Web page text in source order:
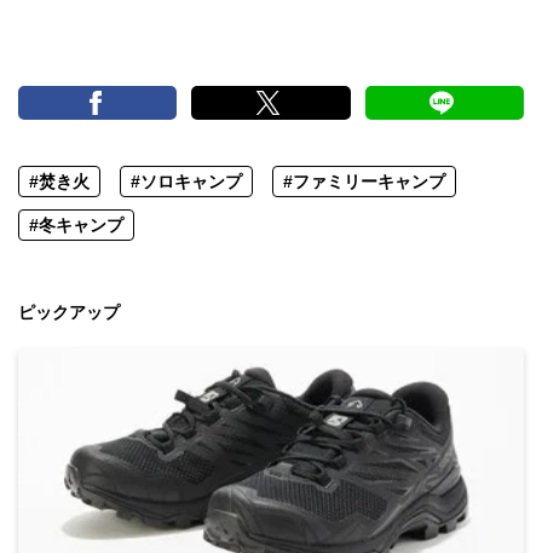
#焚き火 #ソロキャンプ #ファミリーキャンプ
#冬キャンプ
ピックアップ